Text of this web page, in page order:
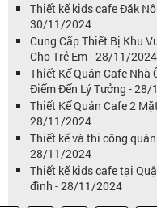
Thiết kế kids cafe Đăk
30/11/2024
Cung Cấp Thiết Bị Khu
Cho Trẻ Em - 28/11/2024
Thiết Kế Quán Cafe Nhà
Điểm Đến Lý Tưởng -
Thiết Kế Quán Cafe 2
28/11/2024
Thiết kế và thi công
28/11/2024
Thiết kế kids cafe tại
đình - 28/11/2024